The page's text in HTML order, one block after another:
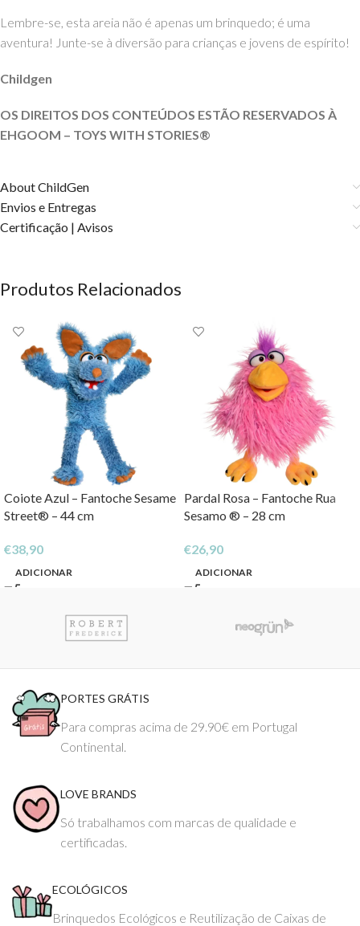
Lembre-se, esta areia não é apenas um brinquedo; é uma
aventura! Junte-se à diversão para crianças e jovens de espírito!
Childgen
OS DIREITOS DOS CONTEÚDOS ESTÃO RESERVADOS À
EHGOOM – TOYS WITH STORIES®️
About ChildGen
Envios e Entregas
Certificação | Avisos
Produtos Relacionados
Coiote Azul – Fantoche Sesame
Street® – 44 cm
€38,90
ADICIONAR
Pardal Rosa – Fantoche Rua
Sesamo ® – 28 cm
€26,90
ADICIONAR
PORTES GRÁTIS
Para compras acima de 29.90€ em Portugal
Continental.
LOVE BRANDS
Só trabalhamos com marcas de qualidade e
certificadas.
ECOLÓGICOS
Brinquedos Ecológicos e Reutilização de Caixas de